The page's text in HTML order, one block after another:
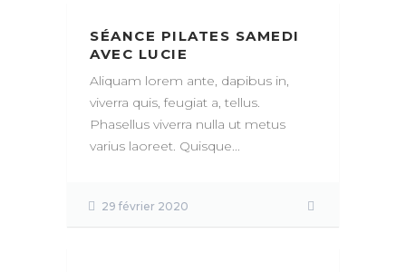
SÉANCE PILATES SAMEDI
AVEC LUCIE
Aliquam lorem ante, dapibus in,
viverra quis, feugiat a, tellus.
Phasellus viverra nulla ut metus
varius laoreet. Quisque...
29 février 2020